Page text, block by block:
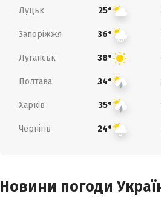
Луцьк 25°
Запоріжжя 36°
Луганськ 38°
Полтава 34°
Харків 35°
Чернігів 24°
Новини погоди